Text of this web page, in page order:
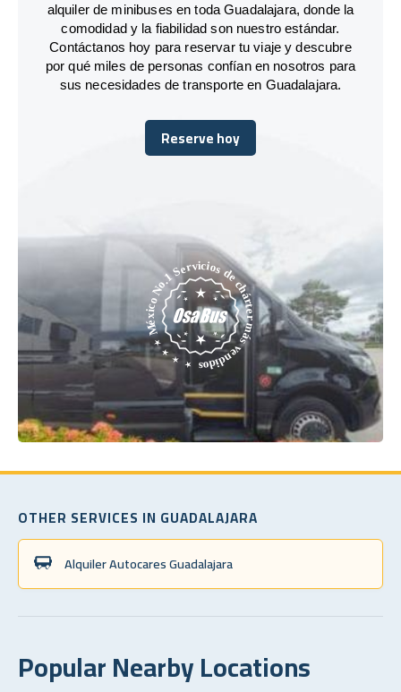
alquiler de minibuses en toda Guadalajara, donde la
comodidad y la fiabilidad son nuestro estándar.
Contáctanos hoy para reservar tu viaje y descubre
por qué miles de personas confían en nosotros para
sus necesidades de transporte en Guadalajara.
Reserve hoy
Reserve hoy
OTHER SERVICES IN GUADALAJARA
Alquiler Autocares Guadalajara
Popular Nearby Locations